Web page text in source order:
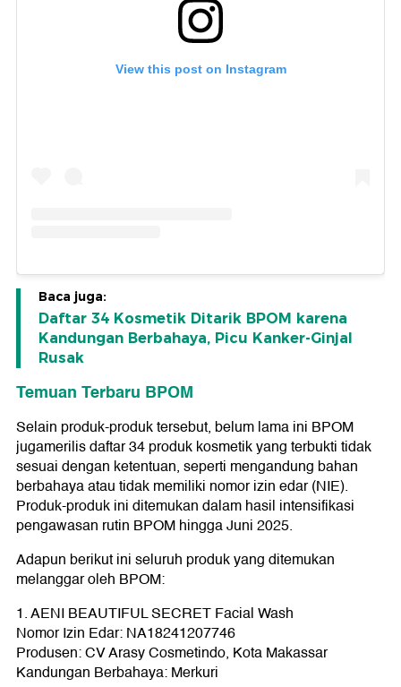
View this post on Instagram
Baca juga:
Daftar 34 Kosmetik Ditarik BPOM karena
Kandungan Berbahaya, Picu Kanker-Ginjal
Rusak
Temuan Terbaru BPOM
Selain produk-produk tersebut, belum lama ini BPOM
jugamerilis daftar 34 produk kosmetik yang terbukti tidak
sesuai dengan ketentuan, seperti mengandung bahan
berbahaya atau tidak memiliki nomor izin edar (NIE).
Produk-produk ini ditemukan dalam hasil intensifikasi
pengawasan rutin BPOM hingga Juni 2025.
Adapun berikut ini seluruh produk yang ditemukan
melanggar oleh BPOM:
1. AENI BEAUTIFUL SECRET Facial Wash
Nomor Izin Edar: NA18241207746
Produsen: CV Arasy Cosmetindo, Kota Makassar
Kandungan Berbahaya: Merkuri